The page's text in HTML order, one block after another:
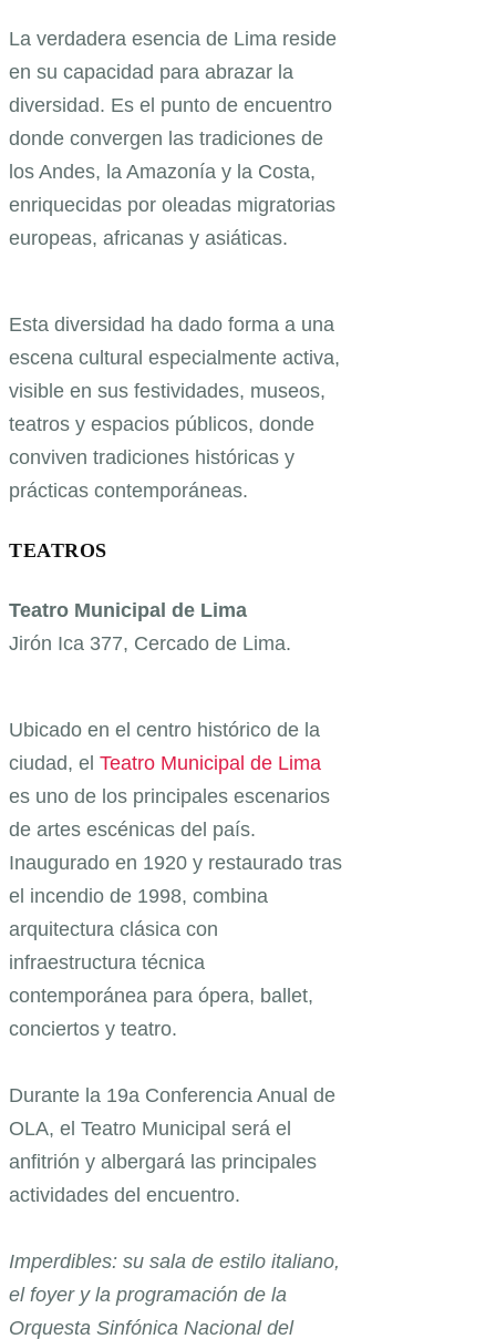
La verdadera esencia de Lima reside
en su capacidad para abrazar la
diversidad. Es el punto de encuentro
donde convergen las tradiciones de
los Andes, la Amazonía y la Costa,
enriquecidas por oleadas migratorias
europeas, africanas y asiáticas.
Esta diversidad ha dado forma a una
escena cultural especialmente activa,
visible en sus festividades, museos,
teatros y espacios públicos, donde
conviven tradiciones históricas y
prácticas contemporáneas.
TEATROS
Teatro Municipal de Lima
Jirón Ica 377, Cercado de Lima.
Ubicado en el centro histórico de la
ciudad, el Teatro Municipal de Lima
es uno de los principales escenarios
de artes escénicas del país.
Inaugurado en 1920 y restaurado tras
el incendio de 1998, combina
arquitectura clásica con
infraestructura técnica
contemporánea para ópera, ballet,
conciertos y teatro.
Durante la 19a Conferencia Anual de
OLA, el Teatro Municipal será el
anfitrión y albergará las principales
actividades del encuentro.
Imperdibles: su sala de estilo italiano,
el foyer y la programación de la
Orquesta Sinfónica Nacional del